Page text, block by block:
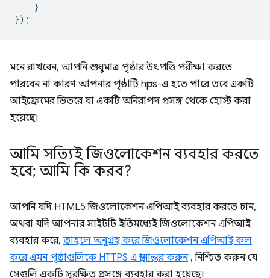
}
});
মনে রাখবেন, আপনি শুধুমাত্র পৃষ্ঠার উৎপত্তি পরীক্ষা করতে
পারবেন না কারণ আপনার পৃষ্ঠাটি https-এ হতে পারে তবে একটি
আইফ্রেমের ভিতরে যা একটি অনিরাপদ প্রসঙ্গ থেকে হোস্ট করা
হয়েছে।
আমি সত্যিই জিওলোকেশন ব্যবহার করতে
হবে; আমি কি করব?
আপনি যদি HTML5 জিওলোকেশন এপিআই ব্যবহার করতে চান,
অথবা যদি আপনার সাইটটি ইতিমধ্যেই জিওলোকেশন এপিআই
ব্যবহার করে, তাহলে অনুগ্রহ করে জিওলোকেশন এপিআই কল
করে এমন পৃষ্ঠাগুলিকে HTTPS এ স্থানান্তর করুন, নিশ্চিত করুন যে
সেগুলি একটি সুরক্ষিত প্রসঙ্গে ব্যবহার করা হয়েছে।